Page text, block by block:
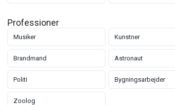
Professioner
Musiker Kunstner
Brandmand Astronaut
Politi Bygningsarbejder
Zoolog